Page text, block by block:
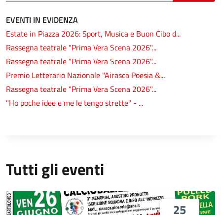
EVENTI IN EVIDENZA
Estate in Piazza 2026: Sport, Musica e Buon Cibo d...
Rassegna teatrale "Prima Vera Scena 2026"...
Rassegna teatrale "Prima Vera Scena 2026"...
Premio Letterario Nazionale "Airasca Poesia &...
Rassegna teatrale "Prima Vera Scena 2026"...
"Ho poche idee e me le tengo strette" - ...
Tutti gli eventi
25